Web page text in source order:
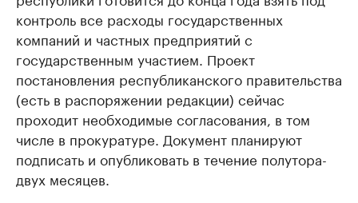
контроль все расходы государственных
компаний и частных предприятий с
государственным участием. Проект
постановления республиканского правительства
(есть в распоряжении редакции) сейчас
проходит необходимые согласования, в том
числе в прокуратуре. Документ планируют
подписать и опубликовать в течение полутора-
двух месяцев.